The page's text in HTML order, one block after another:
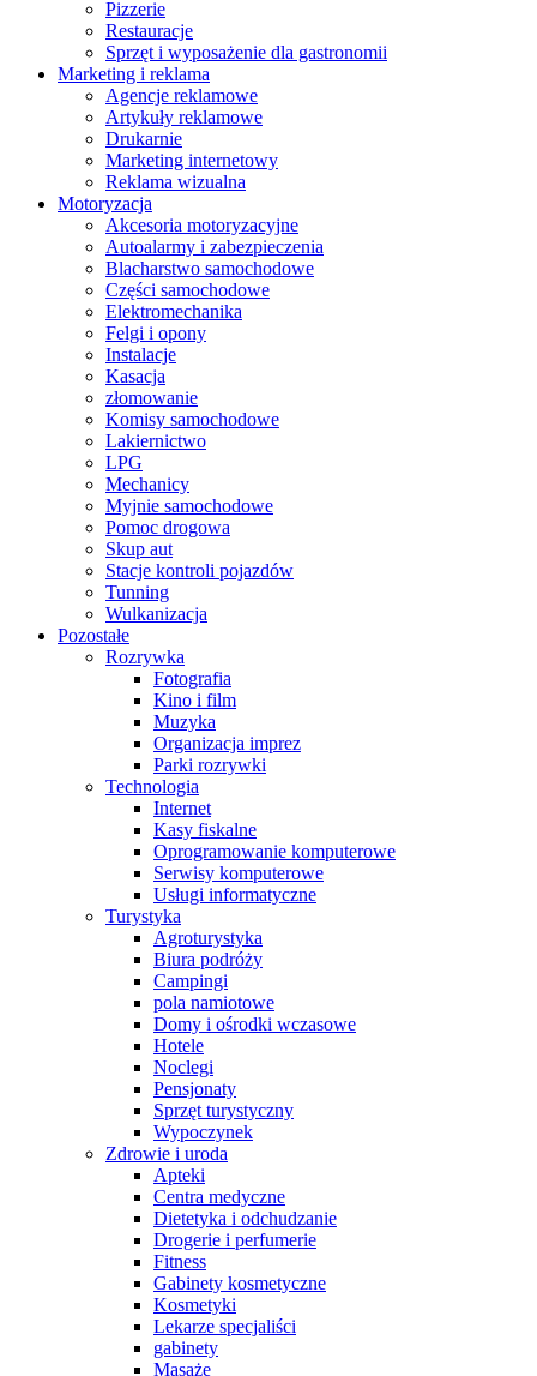
Pizzerie
Restauracje
Sprzęt i wyposażenie dla gastronomii
Marketing i reklama
Agencje reklamowe
Artykuły reklamowe
Drukarnie
Marketing internetowy
Reklama wizualna
Motoryzacja
Akcesoria motoryzacyjne
Autoalarmy i zabezpieczenia
Blacharstwo samochodowe
Części samochodowe
Elektromechanika
Felgi i opony
Instalacje
Kasacja
złomowanie
Komisy samochodowe
Lakiernictwo
LPG
Mechanicy
Myjnie samochodowe
Pomoc drogowa
Skup aut
Stacje kontroli pojazdów
Tunning
Wulkanizacja
Pozostałe
Rozrywka
Fotografia
Kino i film
Muzyka
Organizacja imprez
Parki rozrywki
Technologia
Internet
Kasy fiskalne
Oprogramowanie komputerowe
Serwisy komputerowe
Usługi informatyczne
Turystyka
Agroturystyka
Biura podróży
Campingi
pola namiotowe
Domy i ośrodki wczasowe
Hotele
Noclegi
Pensjonaty
Sprzęt turystyczny
Wypoczynek
Zdrowie i uroda
Apteki
Centra medyczne
Dietetyka i odchudzanie
Drogerie i perfumerie
Fitness
Gabinety kosmetyczne
Kosmetyki
Lekarze specjaliści
gabinety
Masaże